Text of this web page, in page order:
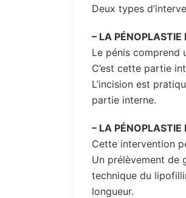
Deux types
– LA PÉNOPLASTIE
Le pénis comprend
C’est cette partie
L’incision est
partie interne.
– LA PÉNOPLASTIE
Cette intervention
Un prélèvement de
technique du
longueur.